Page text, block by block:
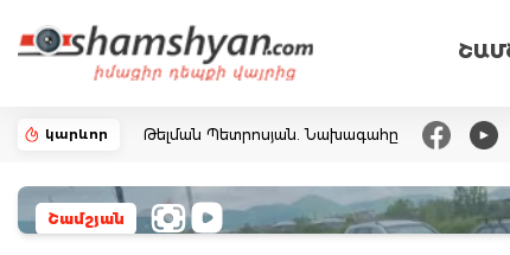
կարևոր Թելման Պետրոսյան. Նախագահը
Շամշյան